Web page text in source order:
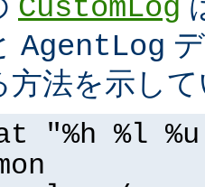
CustomLog
AgentLog
方法を示し
"%h %l